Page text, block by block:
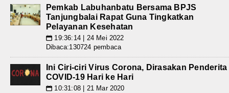
Pemkab Labuhanbatu Bersama BPJS
Tanjungbalai Rapat Guna Tingkatkan
Pelayanan Kesehatan
📅 19:36:14 | 24 Mei 2022
Dibaca:130724 pembaca
Ini Ciri-ciri Virus Corona, Dirasakan Penderita
COVID-19 Hari ke Hari
📅 10:31:08 | 21 Mar 2020